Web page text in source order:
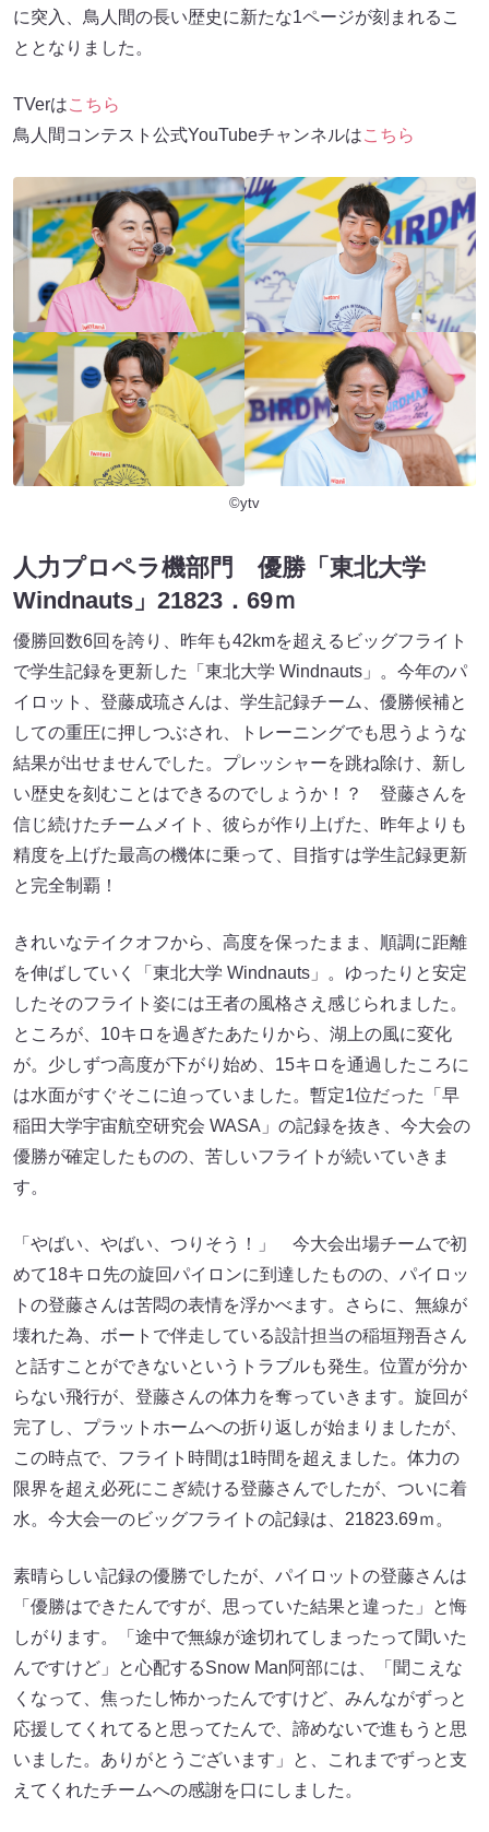
に突入、鳥人間の長い歴史に新たな1ページが刻まれるこ
ととなりました。
TVerはこちら
鳥人間コンテスト公式YouTubeチャンネルはこちら
©ytv
人力プロペラ機部門 優勝「東北大学
Windnauts」21823．69ｍ
優勝回数6回を誇り、昨年も42kmを超えるビッグフライト
で学生記録を更新した「東北大学 Windnauts」。今年のパ
イロット、登藤成琉さんは、学生記録チーム、優勝候補と
しての重圧に押しつぶされ、トレーニングでも思うような
結果が出せませんでした。プレッシャーを跳ね除け、新し
い歴史を刻むことはできるのでしょうか！？ 登藤さんを
信じ続けたチームメイト、彼らが作り上げた、昨年よりも
精度を上げた最高の機体に乗って、目指すは学生記録更新
と完全制覇！
きれいなテイクオフから、高度を保ったまま、順調に距離
を伸ばしていく「東北大学 Windnauts」。ゆったりと安定
したそのフライト姿には王者の風格さえ感じられました。
ところが、10キロを過ぎたあたりから、湖上の風に変化
が。少しずつ高度が下がり始め、15キロを通過したころに
は水面がすぐそこに迫っていました。暫定1位だった「早
稲田大学宇宙航空研究会 WASA」の記録を抜き、今大会の
優勝が確定したものの、苦しいフライトが続いていきま
す。
「やばい、やばい、つりそう！」 今大会出場チームで初
めて18キロ先の旋回パイロンに到達したものの、パイロッ
トの登藤さんは苦悶の表情を浮かべます。さらに、無線が
壊れた為、ボートで伴走している設計担当の稲垣翔吾さん
と話すことができないというトラブルも発生。位置が分か
らない飛行が、登藤さんの体力を奪っていきます。旋回が
完了し、プラットホームへの折り返しが始まりましたが、
この時点で、フライト時間は1時間を超えました。体力の
限界を超え必死にこぎ続ける登藤さんでしたが、ついに着
水。今大会一のビッグフライトの記録は、21823.69ｍ。
素晴らしい記録の優勝でしたが、パイロットの登藤さんは
「優勝はできたんですが、思っていた結果と違った」と悔
しがります。「途中で無線が途切れてしまったって聞いた
んですけど」と心配するSnow Man阿部には、「聞こえな
くなって、焦ったし怖かったんですけど、みんながずっと
応援してくれてると思ってたんで、諦めないで進もうと思
いました。ありがとうございます」と、これまでずっと支
えてくれたチームへの感謝を口にしました。